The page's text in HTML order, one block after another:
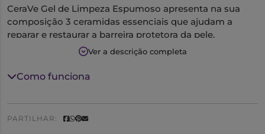
CeraVe Gel de Limpeza Espumoso apresenta na sua
composição 3 ceramidas essenciais que ajudam a
reparar e restaurar a barreira protetora da pele.
Com niacinamida e ácido hialurónico permite acalmar
Tem uma ação espumosa que ajuda a limpar e
Não comedogénico.
Ver a descrição completa
Como funciona
PARTILHAR: